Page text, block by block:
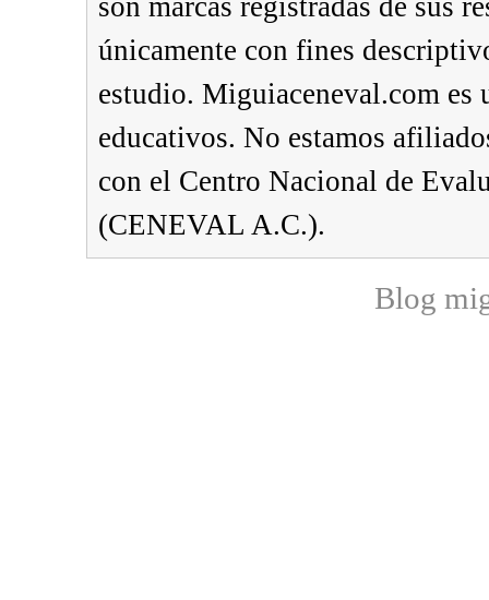
son marcas registradas de sus
únicamente con fines
estudio. Miguiaceneval.com es
educativos. No estamos
con el Centro Nacional de
(CENEVAL A.C.).
Blog